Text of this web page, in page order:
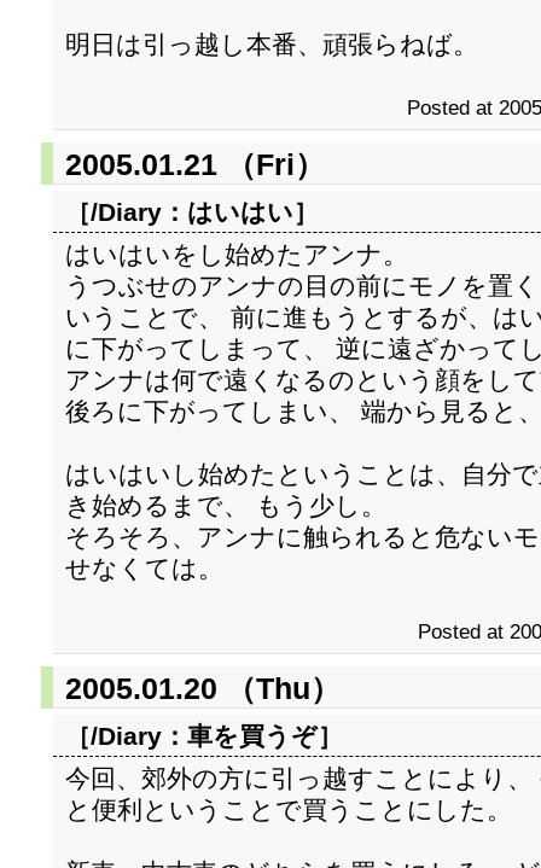
明日は引っ越し本番、頑張らねば。
Posted at
2005.01.21 （Fri）
［/Diary： はいはい］
はいはいをし始めたアンナ。
うつぶせのアンナの目の前にモノを置
いうことで、 前に進もうとするが、は
に下がってしまって、 逆に遠ざかって
アンナは何で遠くなるのという顔をし
後ろに下がってしまい、 端から見ると
はいはいし始めたということは、自分
き始めるまで、 もう少し。
そろそろ、アンナに触られると危ない
せなくては。
Posted at
2005.01.20 （Thu）
［/Diary： 車を買うぞ］
今回、郊外の方に引っ越すことにより
と便利ということで買うことにした。